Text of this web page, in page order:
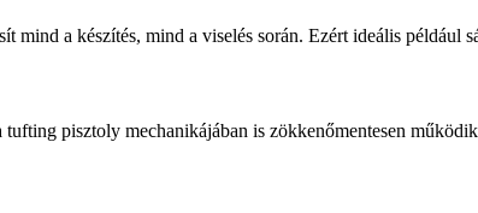
a készítés, mind a viselés során. Ezért ideális
pisztoly mechanikájában is zökkenőmentesen